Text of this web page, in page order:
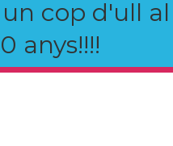
cop d'ull al
anys!!!!